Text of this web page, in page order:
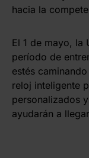
hacia la
El 1 de mayo, la
período de
estés
reloj inteligente
personalizados
ayudarán a